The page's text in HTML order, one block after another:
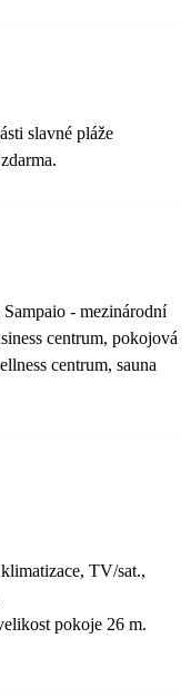
slavné pláže
Sampaio - mezinárodní
centrum, pokojová
centrum, sauna
TV/sat.,
pokoje 26 m.